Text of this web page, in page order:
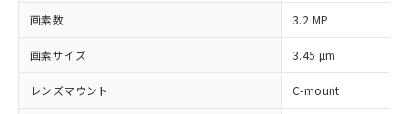
画素数 3.2 MP
画素サイズ 3.45 µm
レンズマウント C-mount